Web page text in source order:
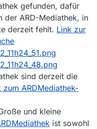
gefunden, dafür
der ARD-Mediathek, in
derzeit fehlt. Link zur
sind derzeit die
zum ARDMediathek-
und kleine
ist sowohl